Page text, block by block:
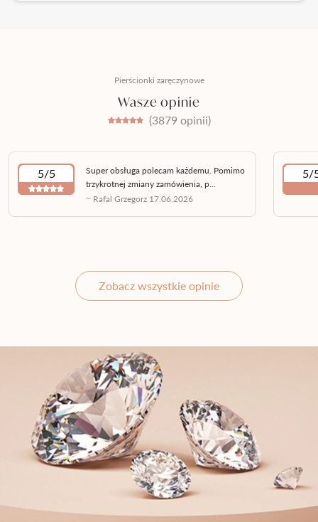
Pierścionki zaręczynowe
Wasze opinie
(3879 opinii)
5/5
Super obsługa polecam każdemu. Pomimo
trzykrotnej zmiany zamówienia, p...
~ Rafal Grzegorz 17.06.2026
5/
Zobacz wszystkie opinie